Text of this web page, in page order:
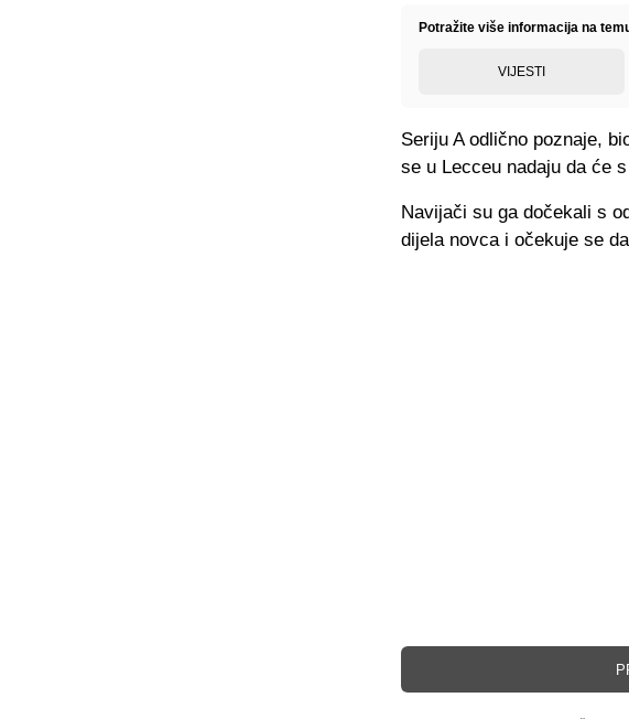
Potražite više informacija na
VIJESTI
Seriju A odlično poznaje,
se u Lecceu nadaju da će
Navijači su ga dočekali s
dijela novca i očekuje se